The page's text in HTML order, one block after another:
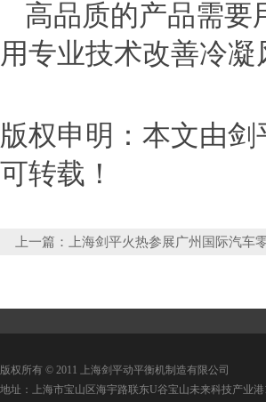
高品质的产品需要
用专业技术改善冷
版权申明：本文由剑
可转载！
上一篇： 上海剑平火热参展广州国际汽车
版权所有 © 2011 上海剑平动平衡机制造有限公司
地址：上海市宝山区海宇路联东U谷宝山未来科技产